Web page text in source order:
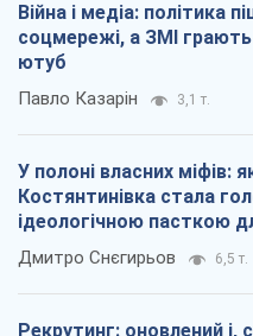
Війна і медіа: політика
соцмережі, а ЗМІ
ютуб
Павло Казарін 3,1 т.
У полоні власних міфів:
Костянтинівка стала
ідеологічною пасткою
окупантів
Дмитро Снєгирьов 6,5 т.
Рекрутинг: оновлений і,